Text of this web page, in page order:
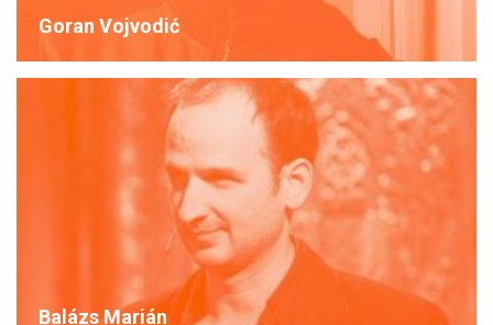
Goran Vojvodić
Balázs Marián